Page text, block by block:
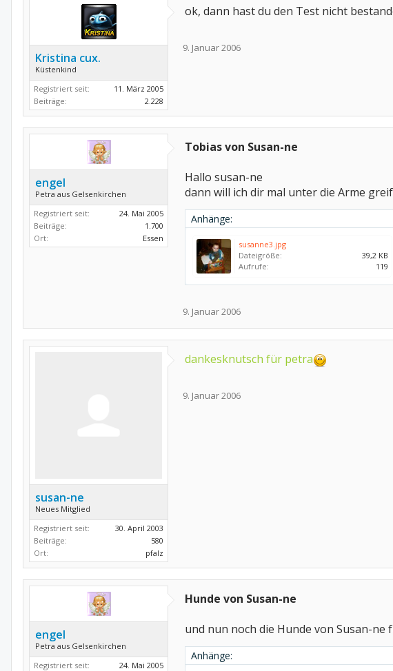
Kristina cux.
Küstenkind
Registriert seit:
11. März 2005
Beiträge:
2.228
ok, dann hast du den Test nicht
9. Januar 2006
engel
Petra aus Gelsenkirchen
Registriert seit:
24. Mai 2005
Beiträge:
1.700
Ort:
Essen
Tobias von Susan-ne
Hallo susan-ne
dann will ich dir mal unter die Arme
Anhänge:
susanne3.jpg
Dateigröße:
39,2 KB
Aufrufe:
119
9. Januar 2006
susan-ne
Neues Mitglied
Registriert seit:
30. April 2003
Beiträge:
580
Ort:
pfalz
dankesknutsch für petra
9. Januar 2006
engel
Petra aus Gelsenkirchen
Registriert seit:
24. Mai 2005
Hunde von Susan-ne
und nun noch die Hunde von Susan-ne
Anhänge: